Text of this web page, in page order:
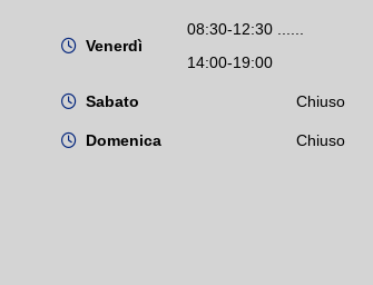
Venerdì
08:30-12:30 ......
14:00-19:00
Sabato Chiuso
Domenica Chiuso